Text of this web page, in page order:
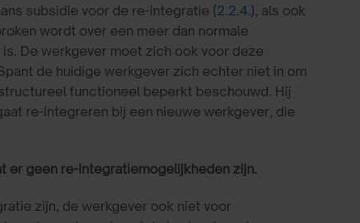
subsidie voor de re-integratie (2.2.4.), als ook
wordt over een meer dan normale
De werkgever moet zich ook voor deze
de huidige werkgever zich echter niet in om
functioneel beperkt beschouwd. Hij
re-integreren bij een nieuwe werkgever, die
er geen re-integratiemogelijkheden zijn.
zijn, de werkgever ook niet voor